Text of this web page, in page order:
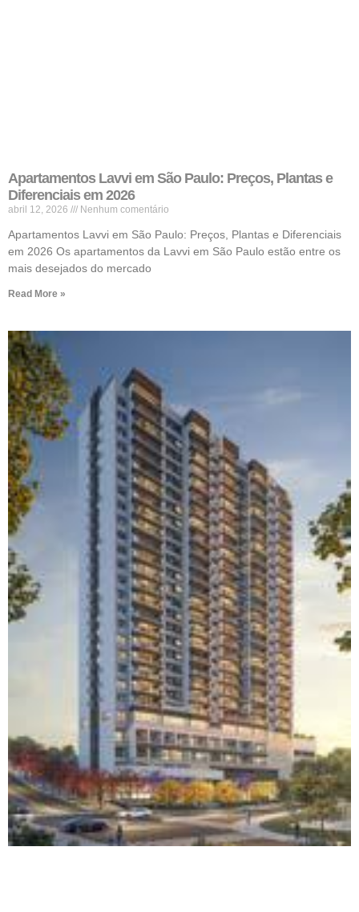
Apartamentos Lavvi em São Paulo: Preços, Plantas e
Diferenciais em 2026
abril 12, 2026 Nenhum comentário
Apartamentos Lavvi em São Paulo: Preços, Plantas e Diferenciais
em 2026 Os apartamentos da Lavvi em São Paulo estão entre os
mais desejados do mercado
Read More »